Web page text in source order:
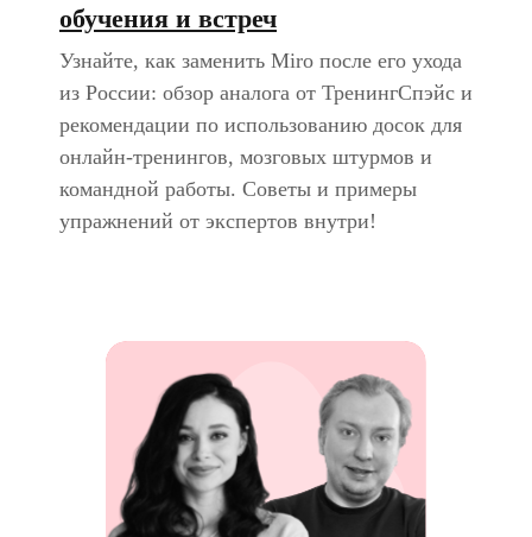
обучения и встреч
Узнайте, как заменить Miro после его ухода
из России: обзор аналога от ТренингСпэйс и
рекомендации по использованию досок для
онлайн-тренингов, мозговых штурмов и
командной работы. Советы и примеры
упражнений от экспертов внутри!